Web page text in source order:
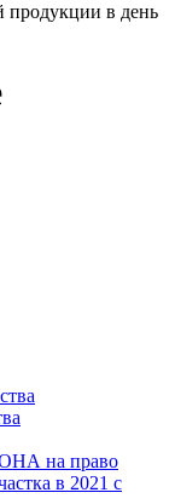
продукции в день
на право
в 2021 с